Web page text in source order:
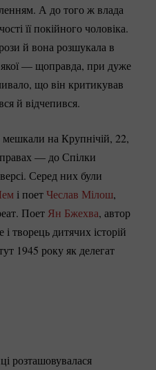
А до того ж влада
її покійного чоловіка.
й вона розшукала в
якої — щоправда, при дуже
що він критикував
й відчепився.
мешкали на Крупнічій, 22,
— до Спілки
Серед них були
і поетЧеслав Мілош,
Поет Ян Бжехва, автор
творець дитячих історій
1945 року як делегат
розташовувалася